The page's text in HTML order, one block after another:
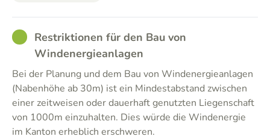
GOODRestriktionen für den Bau von
Windenergieanlagen
Bei der Planung und dem Bau von Windenergieanlagen
(Nabenhöhe ab 30m) ist ein Mindestabstand zwischen
einer zeitweisen oder dauerhaft genutzten Liegenschaft
von 1000m einzuhalten. Dies würde die Windenergie
im Kanton erheblich erschweren.